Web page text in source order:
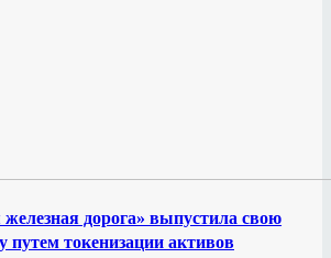
железная дорога» выпустила свою
путем токенизации активов